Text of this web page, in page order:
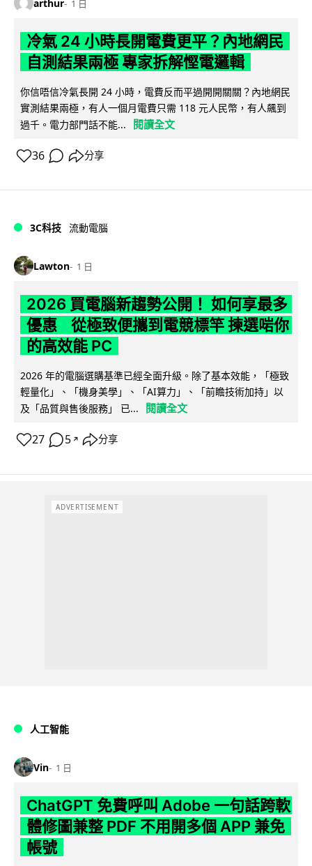
arthur 1 日
冷氣 24 小時長開電費更平？內地網民
自測結果兩極 專家拆解慳電邏輯
你信唔信冷氣長開 24 小時，電費反而平過開開關關？內地網民
實測結果兩極，有人一個月電費只需 118 元人民幣，有人飆到
過千。電力部門話不能...
閱讀全文
36 分享
3C科技 流動電腦
Lawton 1 日
2026 買電腦新趨勢公開！ 如何享最多
優惠 從極致便攜到電競標竿 揀選啱你
的高效能 PC
2026 年的電腦選購基準已經全面升級。除了基本效能，「極致
輕量化」、「機身美學」、「AI算力」、「前瞻技術加持」以
及「品質與售後服務」 已...
閱讀全文
27 5 ↗ 分享
ADVERTISEMENT
人工智能
Vin 1 日
ChatGPT 免費呼叫 Adobe 一句話跨軟
體修圖兼整 PDF 不用開多個 APP 兼免
帳號